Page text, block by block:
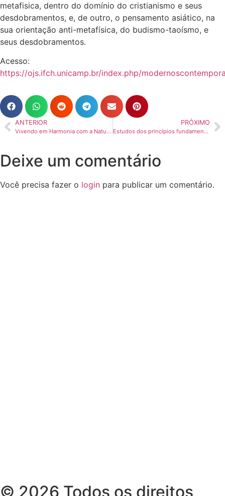
metafisica, dentro do domínio do cristianismo e seus
desdobramentos, e, de outro, o pensamento asiático, na
sua orientação anti-metafísica, do budismo-taoísmo, e
seus desdobramentos.
Acesso:
https://ojs.ifch.unicamp.br/index.php/
ANTERIOR
Vivendo em Harmonia com a Natureza
PRÓXIMO
Estudos dos princípios fundamentais, para o pessoal do Escopo Intermediário do Lamrim Chenmo.
Deixe um comentário
Você precisa fazer o login para publicar um comentário.
© 2026 Todos os direitos